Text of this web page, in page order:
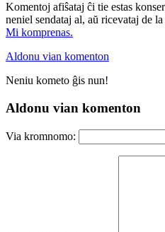
Komentoj afiŝataj ĉi tie estas
neniel sendataj al, aŭ ricevataj de
Mi komprenas.
Aldonu vian komenton
Neniu kometo ĝis nun!
Aldonu vian komenton
Via kromnomo: